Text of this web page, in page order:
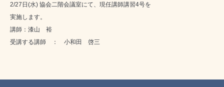
2/27日(水) 協会二階会議室にて、現任講師講習4号を
実施します。
講師：漆山 裕
受講する講師 ： 小和田 啓三